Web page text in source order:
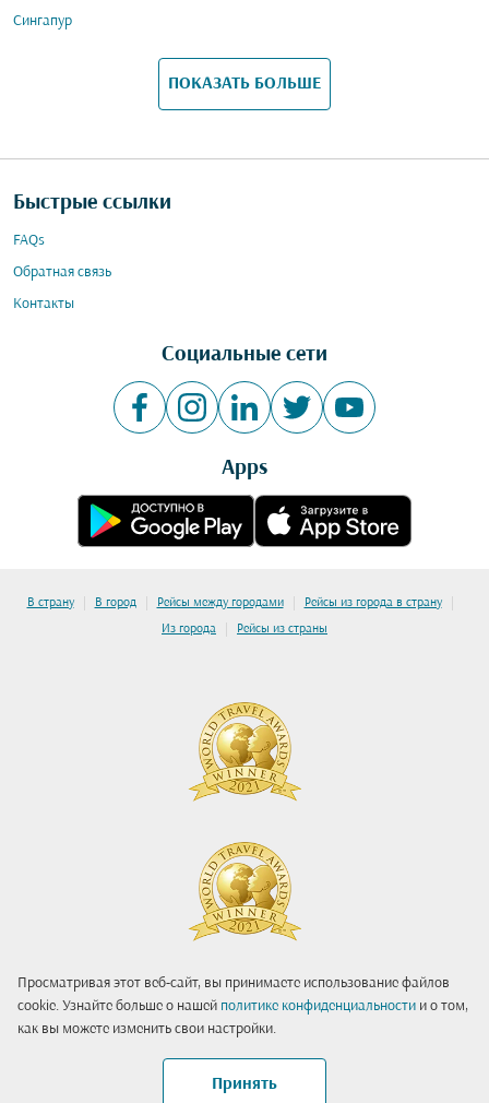
Просматривая этот веб-сайт, вы принимаете использование файлов
cookie. Узнайте больше о нашей политике конфиденциальности и о том,
как вы можете изменить свои настройки.
Принять
Сингапур
ПОКАЗАТЬ БОЛЬШЕ
Быстрые ссылки
FAQs
Обратная связь
Контакты
Социальные сети
Apps
В страну | В город | Рейсы между городами | Рейсы из города в страну |
Из города | Рейсы из страны